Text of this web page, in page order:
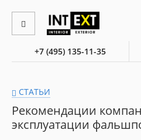
+7 (495) 135-11-35
СТАТЬИ
Рекомендации
эксплуатации